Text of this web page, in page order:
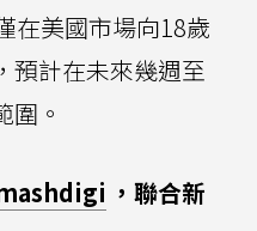
在美國市場向18歲
預計在未來幾週至
圍。
，聯合新